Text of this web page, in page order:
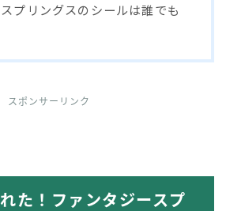
プリングスのシールは誰でも
スポンサーリンク
た！ファンタジースプ